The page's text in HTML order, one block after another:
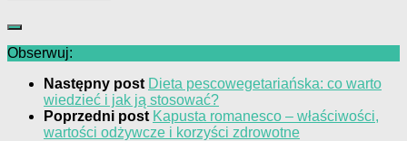
Obserwuj:
Następny post Dieta pescowegetariańska: co warto
wiedzieć i jak ją stosować?
Poprzedni post Kapusta romanesco – właściwości,
wartości odżywcze i korzyści zdrowotne